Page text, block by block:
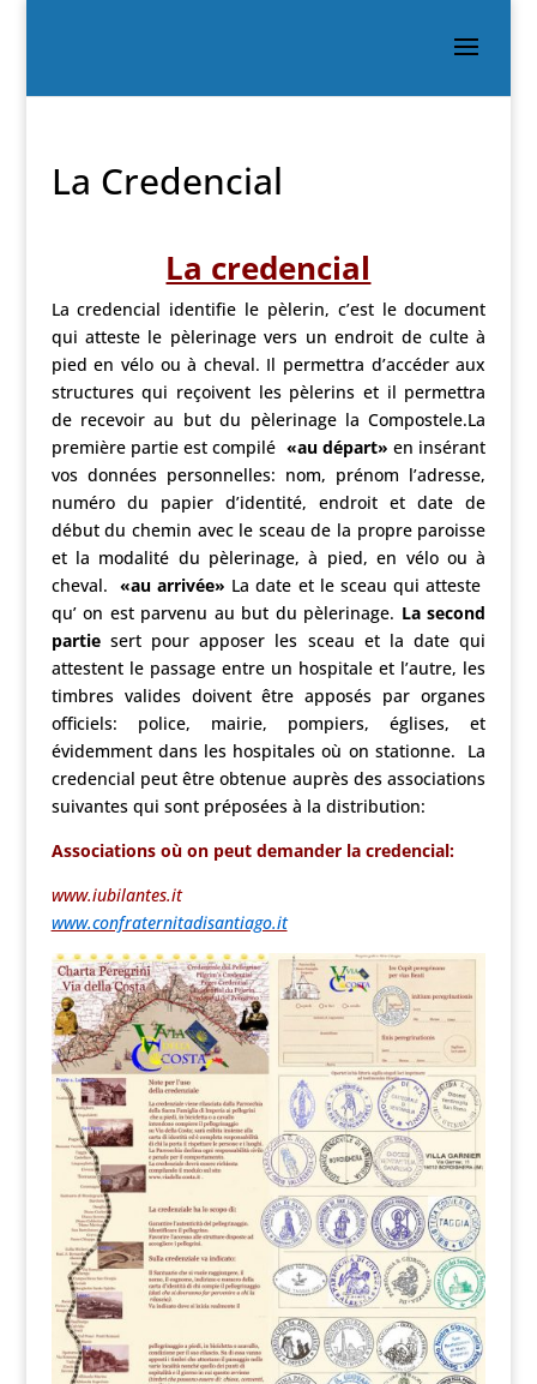
La Credencial
La credencial
La credencial identifie le pèlerin, c’est le document
qui atteste le pèlerinage vers un endroit de culte à
pied en vélo ou à cheval. Il permettra d’accéder aux
structures qui reçoivent les pèlerins et il permettra
de recevoir au but du pèlerinage la Compostele.La
première partie est compilé «au départ» en insérant
vos données personnelles: nom, prénom l’adresse,
numéro du papier d’identité, endroit et date de
début du chemin avec le sceau de la propre paroisse
et la modalité du pèlerinage, à pied, en vélo ou à
cheval. «au arrivée» La date et le sceau qui atteste
qu’ on est parvenu au but du pèlerinage. La second
partiesert pour apposer les sceau et la date qui
attestent le passage entre un hospitale et l’autre, les
timbres valides doivent être apposés par organes
officiels: police, mairie, pompiers, églises, et
évidemment dans les hospitales où on stationne. La
credencial peut être obtenue auprès des associations
suivantes qui sont préposées à la distribution:
Associations où on peut demander la credencial:
www.iubilantes.it
www.confraternitadisantiago.it